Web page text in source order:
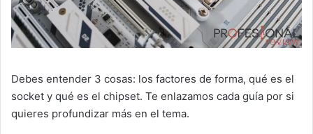
Debes entender 3 cosas: los factores de forma, qué es el
socket y qué es el chipset. Te enlazamos cada guía por si
quieres profundizar más en el tema.